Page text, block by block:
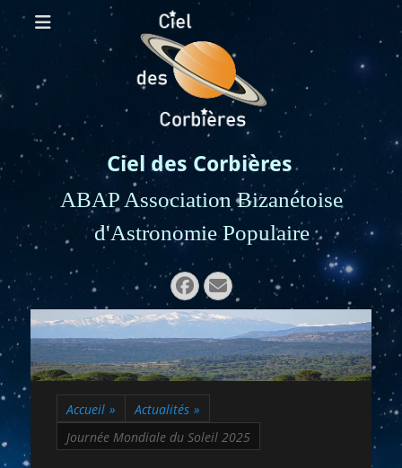
Ciel des Corbières
ABAP Association Bizanétoise
d'Astronomie Populaire
Rechercher :
Facebook
E-
mail
Accueil » Actualités »
Journée Mondiale du Soleil 2025